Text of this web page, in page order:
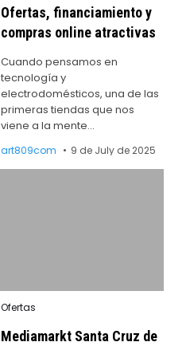
Ofertas, financiamiento y
compras online atractivas
Cuando pensamos en
tecnología y
electrodomésticos, una de las
primeras tiendas que nos
viene a la mente…
art809com 9 de July de 2025
Posted
Ofertas
Mediamarkt Santa Cruz de